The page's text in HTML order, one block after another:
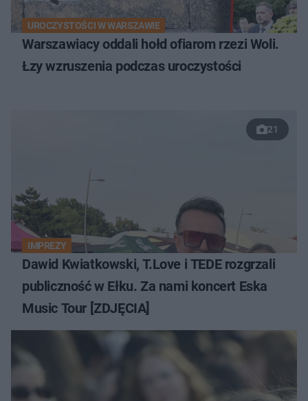
UROCZYSTOŚCI W WARSZAWIE
Warszawiacy oddali hołd ofiarom rzezi Woli.
Łzy wzruszenia podczas uroczystości
21
IMPREZY
Dawid Kwiatkowski, T.Love i TEDE rozgrzali
publiczność w Ełku. Za nami koncert Eska
Music Tour [ZDJĘCIA]